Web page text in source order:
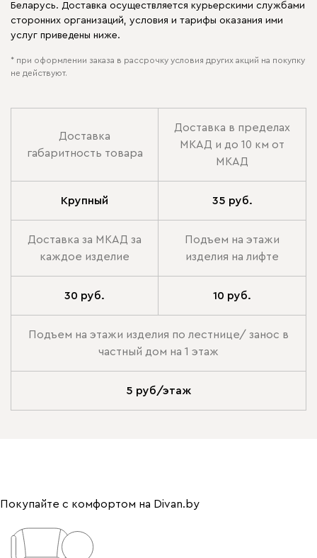
Беларусь. Доставка осуществляется курьерскими службами
сторонних организаций, условия и тарифы оказания ими
услуг приведены ниже.
* при оформлении заказа в рассрочку условия других акций на покупку
не действуют.
Доставка
габаритность товара
Доставка в пределах
МКАД и до 10 км от
МКАД
Крупный 35 руб.
Доставка за МКАД за
каждое изделие
Подъем на этажи
изделия на лифте
30 руб. 10 руб.
Подъем на этажи изделия по лестнице/ занос в
частный дом на 1 этаж
5 руб/этаж
Покупайте с комфортом на Divan.by